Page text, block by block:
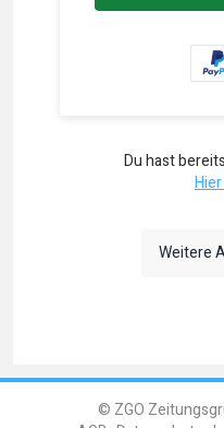
Du hast
Weitere
© ZGO